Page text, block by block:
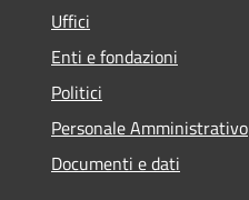
Uffici
Enti e fondazioni
Politici
Personale Amministrativo
Documenti e dati